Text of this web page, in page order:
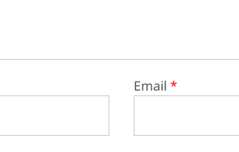
Email *